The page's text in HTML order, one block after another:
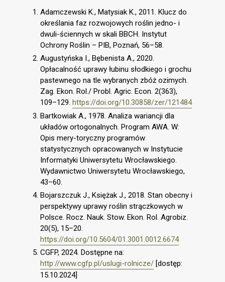
Adamczewski K., Matysiak K., 2011. Klucz do
określania faz rozwojowych roślin jedno- i
dwuli-ściennych w skali BBCH. Instytut
Ochrony Roślin – PIB, Poznań, 56–58.
Augustyńska I., Bębenista A., 2020.
Opłacalność uprawy łubinu słodkiego i grochu
pastewnego na tle wybranych zbóż ozimych.
Zag. Ekon. Rol./ Probl. Agric. Econ. 2(363),
109–129. https://doi.org/10.30858/zer/121484
Bartkowiak A., 1978. Analiza wariancji dla
układów ortogonalnych. Program AWA. W:
Opis mery-toryczny programów
statystycznych opracowanych w Instytucie
Informatyki Uniwersytetu Wrocławskiego.
Wydawnictwo Uniwersytetu Wrocławskiego,
43–60.
Bojarszczuk J., Księżak J., 2018. Stan obecny i
perspektywy uprawy roślin strączkowych w
Polsce. Rocz. Nauk. Stow. Ekon. Rol. Agrobiz.
20(5), 15–20.
https://doi.org/10.5604/01.3001.0012.6674
CGFP, 2024. Dostępne na:
http://www.cgfp.pl/uslugi-rolnicze/ [dostęp:
15.10.2024]